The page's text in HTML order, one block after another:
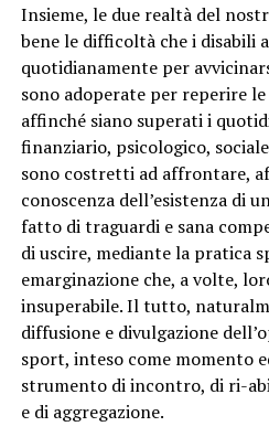
Insieme, le due realtà del
bene le difficoltà che i disabili
quotidianamente per
sono adoperate per reperire le
affinché siano superati i
finanziario, psicologico,
sono costretti ad affrontare,
conoscenza dell’esistenza di
fatto di traguardi e sana
di uscire, mediante la pratica
emarginazione che, a volte,
insuperabile. Il tutto,
diffusione e divulgazione
sport, inteso come momento
strumento di incontro, di ri-
e di aggregazione.